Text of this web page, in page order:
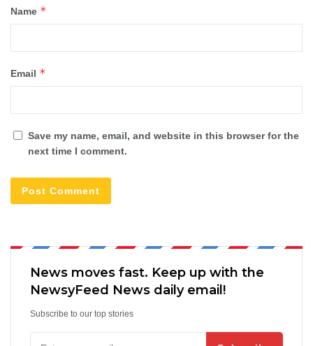
Name *
Email *
Save my name, email, and website in this browser for the
next time I comment.
News moves fast. Keep up with the
NewsyFeed News daily email!
Subscribe to our top stories